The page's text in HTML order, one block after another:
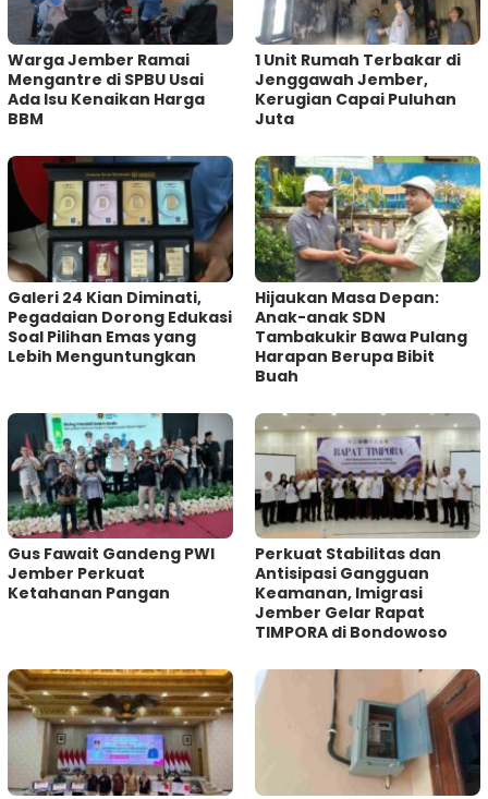
Warga Jember Ramai
Mengantre di SPBU Usai
Ada Isu Kenaikan Harga
BBM
1 Unit Rumah Terbakar di
Jenggawah Jember,
Kerugian Capai Puluhan
Juta
Galeri 24 Kian Diminati,
Pegadaian Dorong Edukasi
Soal Pilihan Emas yang
Lebih Menguntungkan
Hijaukan Masa Depan:
Anak-anak SDN
Tambakukir Bawa Pulang
Harapan Berupa Bibit
Buah
Gus Fawait Gandeng PWI
Jember Perkuat
Ketahanan Pangan
Perkuat Stabilitas dan
Antisipasi Gangguan
Keamanan, Imigrasi
Jember Gelar Rapat
TIMPORA di Bondowoso